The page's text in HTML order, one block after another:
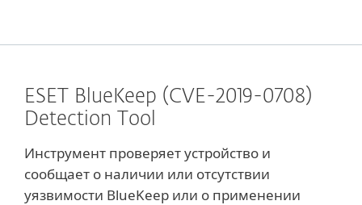
ESET BlueKeep (CVE-2019-0708)
Detection Tool
Инструмент проверяет устройство и
сообщает о наличии или отсутствии
уязвимости BlueKeep или о применении